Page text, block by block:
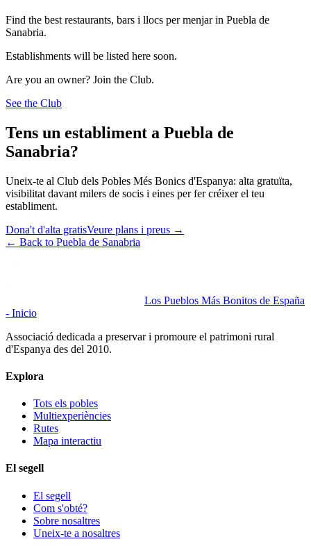
Find the best restaurants, bars i llocs per menjar in Puebla de
Sanabria.
Establishments will be listed here soon.
Are you an owner? Join the Club.
See the Club
Tens un establiment a Puebla de
Sanabria?
Uneix-te al Club dels Pobles Més Bonics d'Espanya: alta gratuïta,
visibilitat davant milers de socis i eines per fer créixer el teu
establiment.
Dona't d'alta gratisVeure plans i preus →
← Back to Puebla de Sanabria
Los Pueblos Más Bonitos de España
- Inicio
Associació dedicada a preservar i promoure el patrimoni rural
d'Espanya des del 2010.
Explora
Tots els pobles
Multiexperiències
Rutes
Mapa interactiu
El segell
El segell
Com s'obté?
Sobre nosaltres
Uneix-te a nosaltres